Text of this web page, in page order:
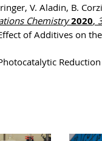
V. Aladin, B.
Chemistry2020,
of Additives on